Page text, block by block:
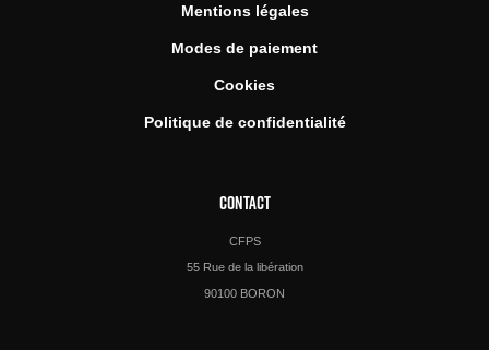
Mentions légales
Modes de paiement
Cookies
Politique de confidentialité
CONTACT
CFPS
55 Rue de la libération
90100 BORON